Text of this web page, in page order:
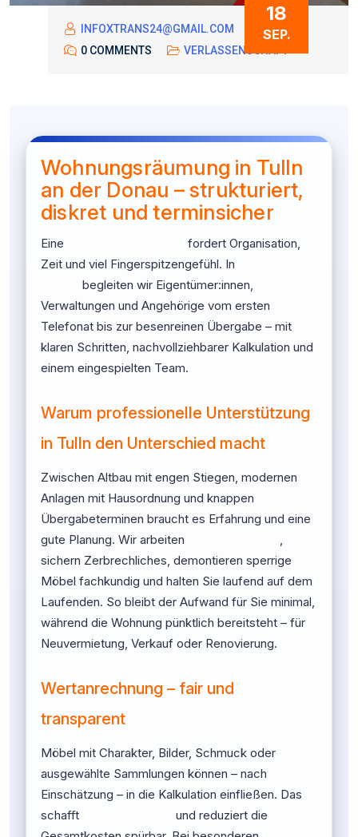
18
SEP.
INFOXTRANS24@GMAIL.COM
0 COMMENTS
VERLASSENSCHAFT
Wohnungsräumung in Tulln
an der Donau – strukturiert,
diskret und terminsicher
Eine
fordert Organisation,
Zeit und viel Fingerspitzengefühl. In
begleiten wir Eigentümer:innen,
Verwaltungen und Angehörige vom ersten
Telefonat bis zur besenreinen Übergabe – mit
klaren Schritten, nachvollziehbarer Kalkulation und
einem eingespielten Team.
Warum professionelle Unterstützung
in Tulln den Unterschied macht
Zwischen Altbau mit engen Stiegen, modernen
Anlagen mit Hausordnung und knappen
Übergabeterminen braucht es Erfahrung und eine
gute Planung. Wir arbeiten
sichern Zerbrechliches, demontieren sperrige
Möbel fachkundig und halten Sie laufend auf dem
Laufenden. So bleibt der Aufwand für Sie minimal,
während die Wohnung pünktlich bereitsteht – für
Neuvermietung, Verkauf oder Renovierung.
Wertanrechnung – fair und
transparent
Möbel mit Charakter, Bilder, Schmuck oder
ausgewählte Sammlungen können – nach
Einschätzung – in die Kalkulation einfließen. Das
schafft
und reduziert die